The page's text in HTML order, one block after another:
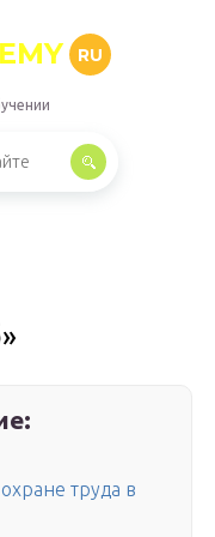
RU
труда в